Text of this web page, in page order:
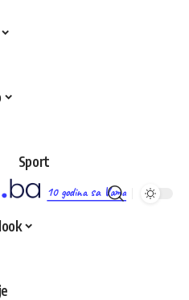
10 godina sa Vama
Sport